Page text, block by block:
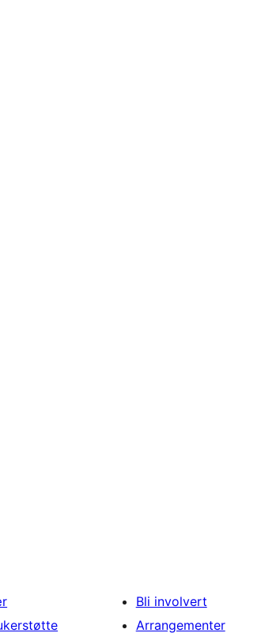
Bli involvert
Arrangementer